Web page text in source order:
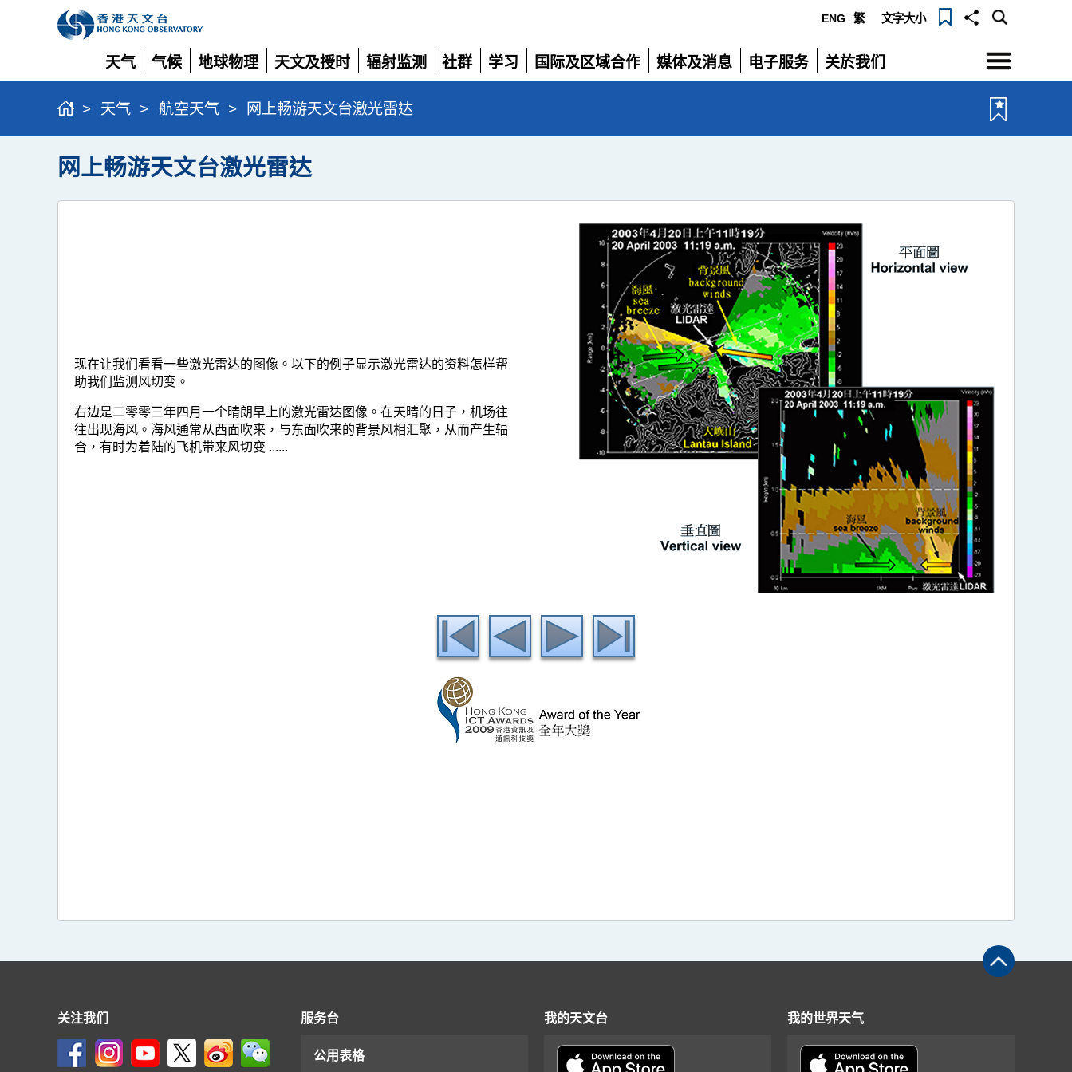
ENG 繁 文字大小
天气
展
开
气候
展
开
地球物理
展
开
天文及授时
展
开
辐射监测
展
开
社群
展
学习
展
国际及区域合作
展
媒体及消息
展
电子服务
展
关於我们
展
选
单
> 天气 > 航空天气 > 网上畅游天文台激光雷达
网上畅游天文台激光雷达
现在让我们看看一些激光雷达的图像。以下的例子显示激光雷达的资料怎样帮
助我们监测风切变。
右边是二零零三年四月一个晴朗早上的激光雷达图像。在天晴的日子，机场往
往出现海风。海风通常从西面吹来，与东面吹来的背景风相汇聚，从而产生辐
合，有时为着陆的飞机带来风切变 ......
关注我们 服务台
公用表格
我的天文台 我的世界天气